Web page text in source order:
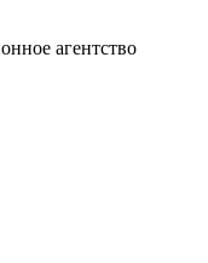
агентство